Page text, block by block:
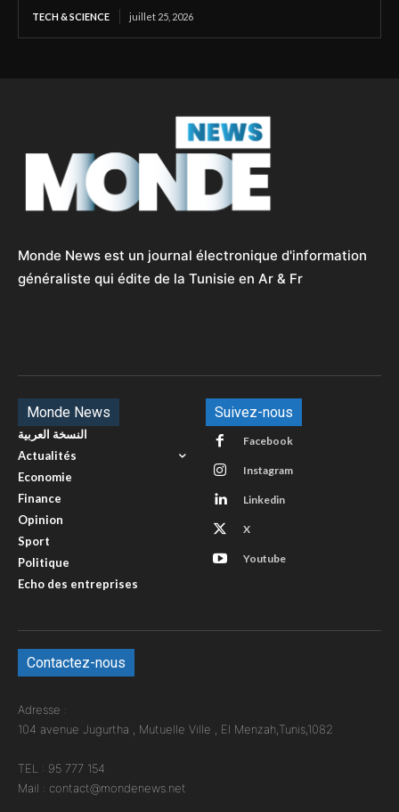
TECH & SCIENCE juillet 25, 2026
Monde News est un journal électronique d'information
généraliste qui édite de la Tunisie en Ar & Fr
Monde News
النسخة العربية
Actualités
Economie
Finance
Opinion
Sport
Politique
Echo des entreprises
Suivez-nous
Facebook
Instagram
Linkedin
X
Youtube
Contactez-nous
Adresse :
104 avenue Jugurtha , Mutuelle Ville , El Menzah,Tunis,1082
TEL : 95 777 154
Mail : contact@mondenews.net